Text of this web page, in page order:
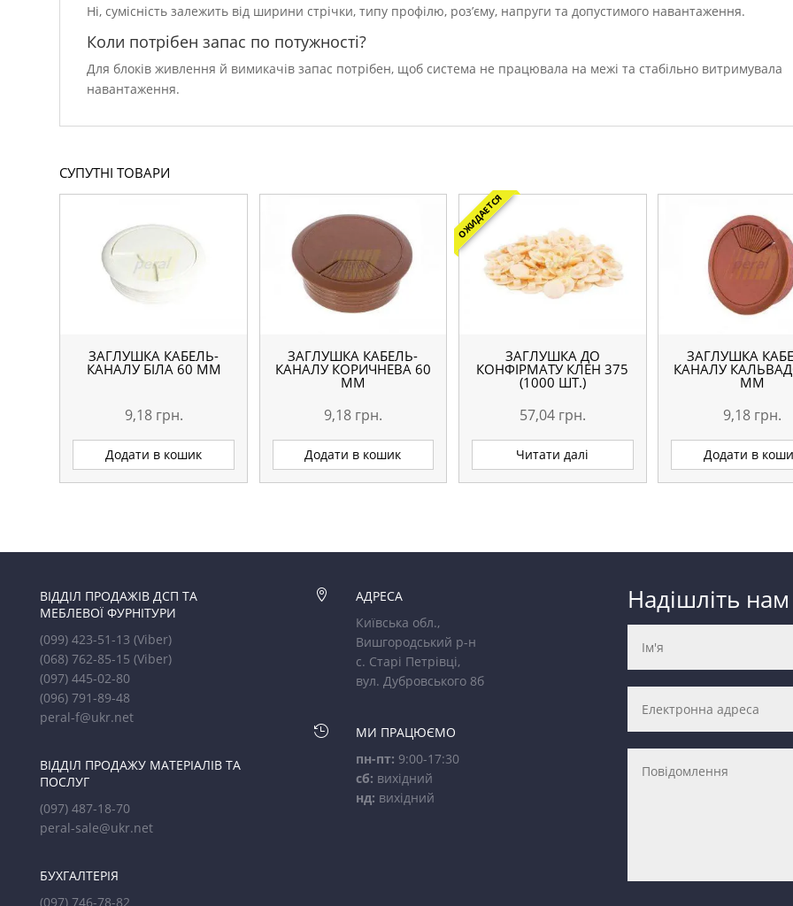
Ні, сумісність залежить від ширини стрічки, типу профілю, роз’єму, напруги та допустимого навантаження.
Коли потрібен запас по потужності?
Для блоків живлення й вимикачів запас потрібен, щоб система не працювала на межі та стабільно витримувала
навантаження.
СУПУТНІ ТОВАРИ
ЗАГЛУШКА КАБЕЛЬ-
КАНАЛУ БІЛА 60 ММ
9,18 грн.
Додати в кошик
ЗАГЛУШКА КАБЕЛЬ-
КАНАЛУ КОРИЧНЕВА 60
ММ
9,18 грн.
Додати в кошик
ОЖИДАЕТСЯ
ЗАГЛУШКА ДО
КОНФІРМАТУ КЛЕН 375
(1000 ШТ.)
57,04 грн.
Читати далі
ЗАГЛУШКА
КАНАЛУ
ММ
9,18 грн.
Додати в
ВІДДІЛ ПРОДАЖІВ ДСП ТА
МЕБЛЕВОЇ ФУРНІТУРИ
(099) 423-51-13(Viber)
(068) 762-85-15(Viber)
(097) 445-02-80
(096) 791-89-48
peral-f@ukr.net
ВІДДІЛ ПРОДАЖУ МАТЕРІАЛІВ ТА
ПОСЛУГ
(097) 487-18-70
peral-sale@ukr.net
БУХГАЛТЕРІЯ
(097) 746-78-82

АДРЕСА
Київська обл.,
Вишгородський р-н
с. Старі Петрівці,
вул. Дубровського 8б

МИ ПРАЦЮЄМО
пн-пт: 9:00-17:30
сб: вихідний
нд: вихідний
Надішліть